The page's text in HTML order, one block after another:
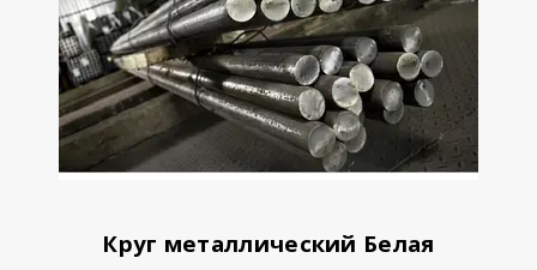
Круг металлический Белая